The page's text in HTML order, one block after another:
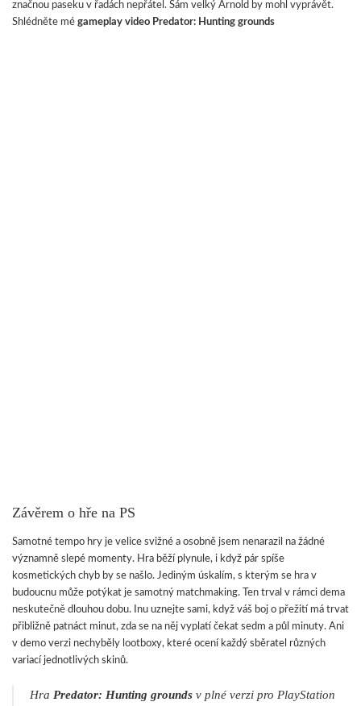
značnou paseku v řadách nepřátel. Sám velký Arnold by mohl vyprávět.
Shlédněte mé gameplay video Predator: Hunting grounds
Závěrem o hře na PS
Samotné tempo hry je velice svižné a osobně jsem nenarazil na žádné
významně slepé momenty. Hra běží plynule, i když pár spíše
kosmetických chyb by se našlo. Jediným úskalím, s kterým se hra v
budoucnu může potýkat je samotný matchmaking. Ten trval v rámci dema
neskutečně dlouhou dobu. Inu uznejte sami, když váš boj o přežití má trvat
přibližně patnáct minut, zda se na něj vyplatí čekat sedm a půl minuty. Ani
v demo verzi nechyběly lootboxy, které ocení každý sběratel různých
variací jednotlivých skinů.
Hra Predator: Hunting grounds v plné verzi pro PlayStation